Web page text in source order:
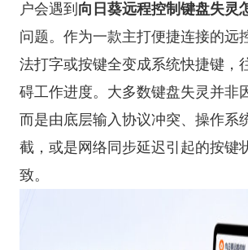
户会遇到 向日葵远程控制键盘失灵
问题。作为一款主打便捷连接的远
法打字或按键全变成系统快捷键，
碍工作进度。大多数键盘失灵并非
而是由底层输入协议冲突、操作系
截，或是网络同步延迟引起的按键
致。